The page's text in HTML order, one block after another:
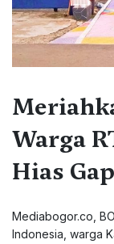
Warga
Hias
Mediabogor.co,
Indonesia, warga